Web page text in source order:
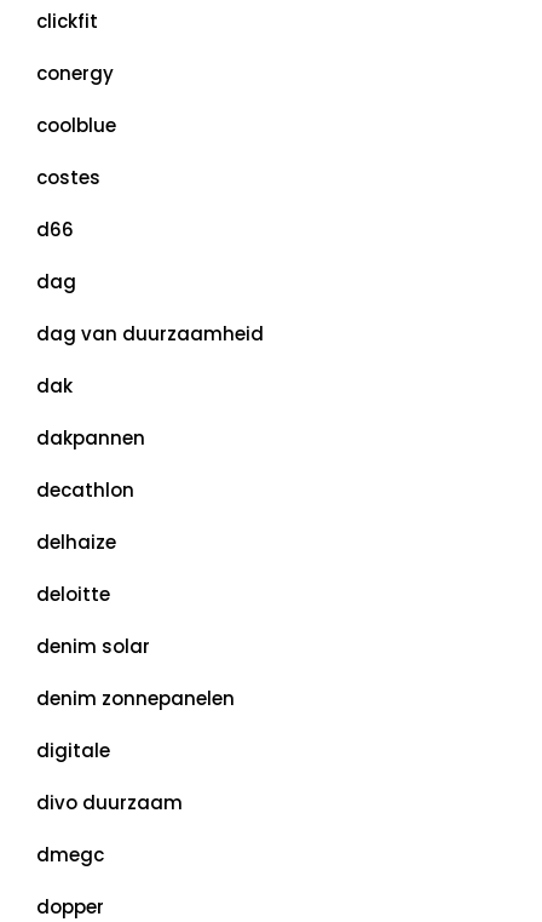
clickfit
conergy
coolblue
costes
d66
dag
dag van duurzaamheid
dak
dakpannen
decathlon
delhaize
deloitte
denim solar
denim zonnepanelen
digitale
divo duurzaam
dmegc
dopper